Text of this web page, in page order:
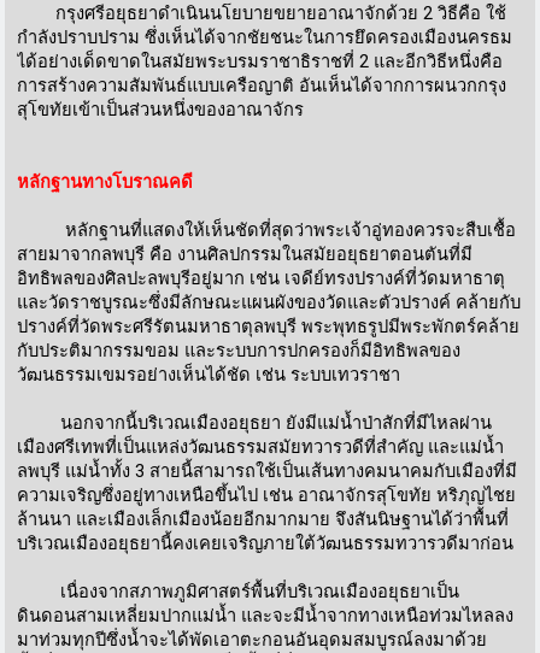
กรุงศรีอยุธยาดำเนินนโยบายขยายอาณาจักด้วย 2 วิธีคือ ใช้
กำลังปราบปราม ซึ่งเห็นได้จากชัยชนะในการยึดครองเมืองนครธม
ได้อย่างเด็ดขาดในสมัยพระบรมราชาธิราชที่ 2 และอีกวิธีหนึ่งคือ
การสร้างความสัมพันธ์แบบเครือญาติ อันเห็นได้จากการผนวกกรุง
สุโขทัยเข้าเป็นส่วนหนึ่งของอาณาจักร
หลักฐานทางโบราณคดี
หลักฐานที่แสดงให้เห็นชัดที่สุดว่าพระเจ้าอู่ทองควรจะสืบเชื้อ
สายมาจากลพบุรี คือ งานศิลปกรรมในสมัยอยุธยาตอนตันที่มี
อิทธิพลของศิลปะลพบุรีอยู่มาก เช่น เจดีย์ทรงปรางค์ที่วัดมหาธาตุ
และวัดราชบูรณะซึ่งมีลักษณะแผนผังของวัดและตัวปรางค์ คล้ายกับ
ปรางค์ที่วัดพระศรีรัตนมหาธาตุลพบุรี พระพุทธรูปมีพระพักตร์คล้าย
กับประติมากรรมขอม และระบบการปกครองก็มีอิทธิพลของ
วัฒนธรรมเขมรอย่างเห็นได้ชัด เช่น ระบบเทวราชา
นอกจากนี้บริเวณเมืองอยุธยา ยังมีแม่น้ำป่าสักที่มีไหลผ่าน
เมืองศรีเทพที่เป็นแหล่งวัฒนธรรมสมัยทวารวดีที่สำคัญ และแม่น้ำ
ลพบุรี แม่น้ำทั้ง 3 สายนี้สามารถใช้เป็นเส้นทางคมนาคมกับเมืองที่มี
ความเจริญซึ่งอยู่ทางเหนือขึ้นไป เช่น อาณาจักรสุโขทัย หริภุญไชย
ล้านนา และเมืองเล็กเมืองน้อยอีกมากมาย จึงสันนิษฐานได้ว่าพื้นที่
บริเวณเมืองอยุธยานี้คงเคยเจริญภายใต้วัฒนธรรมทวารวดีมาก่อน
เนื่องจากสภาพภูมิศาสตร์พื้นที่บริเวณเมืองอยุธยาเป็น
ดินดอนสามเหลี่ยมปากแม่น้ำ และจะมีน้ำจากทางเหนือท่วมไหลลง
มาท่วมทุกปีซึ่งน้ำจะได้พัดเอาตะกอนอันอุดมสมบูรณ์ลงมาด้วย